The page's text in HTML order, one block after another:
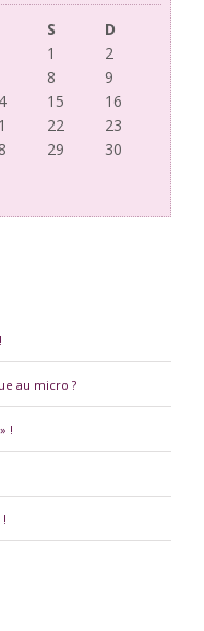
S
D
1
2
8
9
15
16
22
23
29
30
au micro ?
!